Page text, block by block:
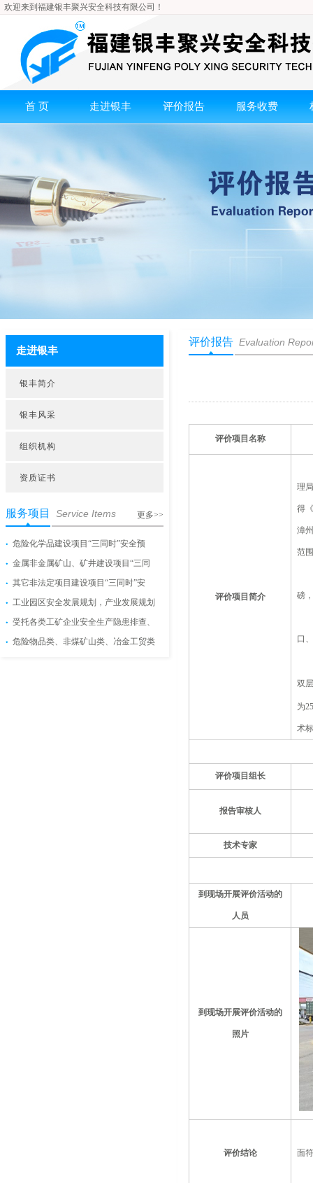
欢迎来到福建银丰聚兴安全科技有限公司！
首 页 走进银丰 评价报告 服务收费
走进银丰
银丰简介
银丰风采
组织机构
资质证书
服务项目 Service Items 更多>>
危险化学品建设项目“三同时”安全预
金属非金属矿山、矿井建设项目“三同
其它非法定项目建设项目“三同时”安
工业园区安全发展规划，产业发展规划
受托各类工矿企业安全生产隐患排查、
危险物品类、非煤矿山类、冶金工贸类
评价报告 Evaluation
评价项目名称
评价项目简介
理
得
漳
范
磅
口
双
为
术
评价项目组长
报告审核人
技术专家
到现场开展评价活动的
人员
到现场开展评价活动的
照片
评价结论 面